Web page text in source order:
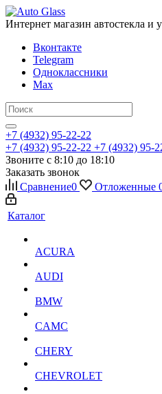
Интернет магазин автостекла и
Вконтакте
Telegram
Одноклассники
Max
+7 (4932) 95-22-22
+7 (4932) 95-22-22 +7 (4932) 95-
Звоните с 8:10 до 18:10
Заказать звонок
Сравнение0 Отложенные
Каталог
ACURA
AUDI
BMW
CAMC
CHERY
CHEVROLET